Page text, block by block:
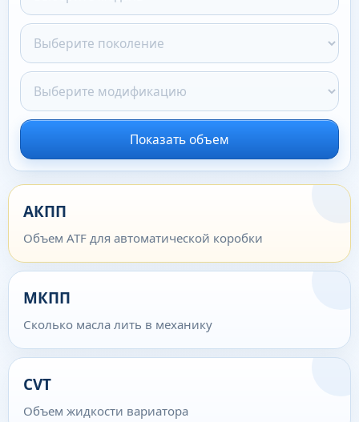
Показать объем
АКПП
Объем ATF для автоматической коробки
МКПП
Сколько масла лить в механику
CVT
Объем жидкости вариатора